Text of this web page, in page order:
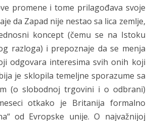
promene i tome prilagođava svoje
da Zapad nije nestao sa lica zemlje,
koncept (čemu se na Istoku
razloga) i prepoznaje da se menja
odgovara interesima svih onih koji
je sklopila temeljne sporazume sa
(o slobodnoj trgovini i o odbrani)
otkako je Britanija formalno
od Evropske unije. O najvažnijoj